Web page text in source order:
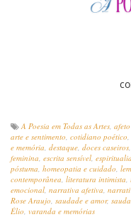
A Poesia em Todas as Artes
arte e sentimento cotidiano poético
e memória destaque doces caseiros
feminina escrita sensível
póstuma homeopatia e cuidado
contemporânea literatura intimista
emocional narrativa afetiva
Rose Araujo saudade e amor,
Élio varanda e memórias